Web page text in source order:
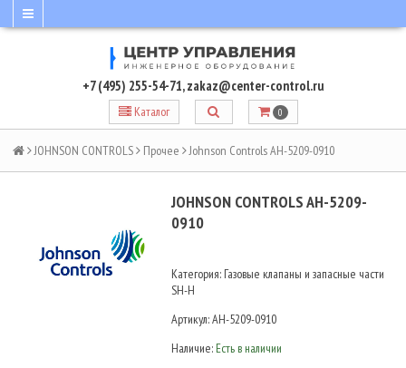
+7 (495) 255-54-71,zakaz@center-control.ru
Каталог 0
JOHNSON CONTROLS Прочее Johnson Controls AH-5209-0910
JOHNSON CONTROLS AH-5209-
0910
Категория: Газовые клапаны и запасные части
SH-H
Артикул:AH-5209-0910
Наличие: Есть в наличии